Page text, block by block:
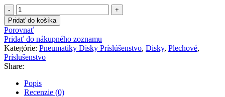
množstvo
Stredová
krytka
na
disk
110mm
Pridať do košíka
Porovnať
Pridať do nákupného zoznamu
Kategórie: Pneumatiky Disky Príslúšenstvo, Disky, Plechové,
Príslušenstvo
Share:
Popis
Recenzie (0)